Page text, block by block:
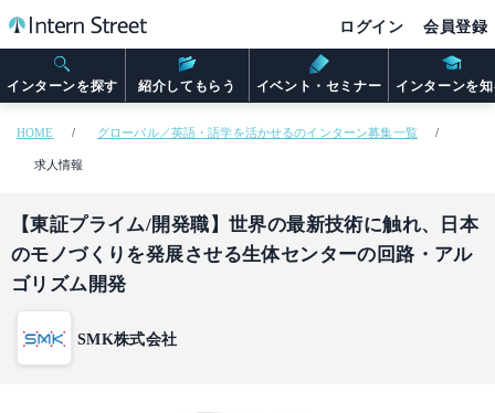
インターンを探す 紹介してもらう イベント・セミナー インターンを
ログイン 会員登録
HOME グローバル／英語・語学を活かせるのインターン募集一覧
求人情報
【東証プライム/開発職】世界の最新技術に触れ、日本
のモノづくりを発展させる生体センターの回路・アル
ゴリズム開発
SMK株式会社